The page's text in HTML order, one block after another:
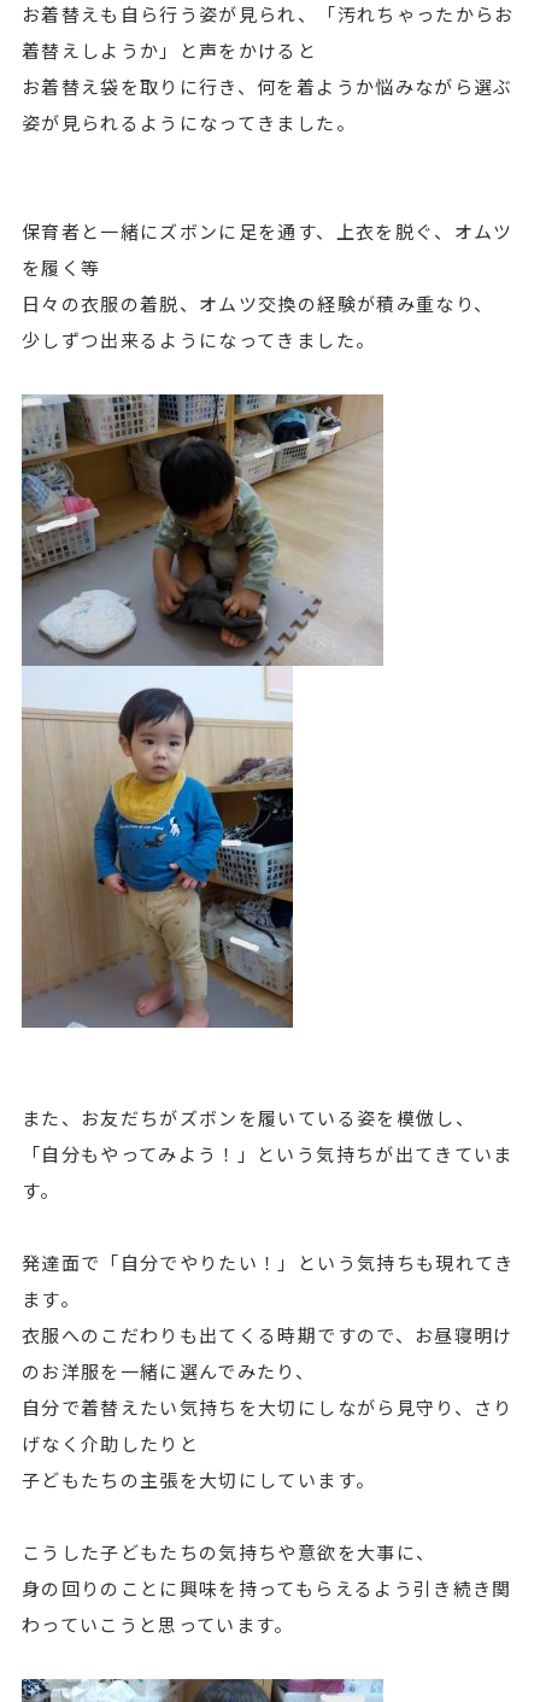
お着替えも自ら行う姿が見られ、「汚れちゃったからお
着替えしようか」と声をかけると
お着替え袋を取りに行き、何を着ようか悩みながら選ぶ
姿が見られるようになってきました。
保育者と一緒にズボンに足を通す、上衣を脱ぐ、オムツ
を履く等
日々の衣服の着脱、オムツ交換の経験が積み重なり、
少しずつ出来るようになってきました。
また、お友だちがズボンを履いている姿を模倣し、
「自分もやってみよう！」という気持ちが出てきていま
す。
発達面で「自分でやりたい！」という気持ちも現れてき
ます。
衣服へのこだわりも出てくる時期ですので、お昼寝明け
のお洋服を一緒に選んでみたり、
自分で着替えたい気持ちを大切にしながら見守り、さり
げなく介助したりと
子どもたちの主張を大切にしています。
こうした子どもたちの気持ちや意欲を大事に、
身の回りのことに興味を持ってもらえるよう引き続き関
わっていこうと思っています。